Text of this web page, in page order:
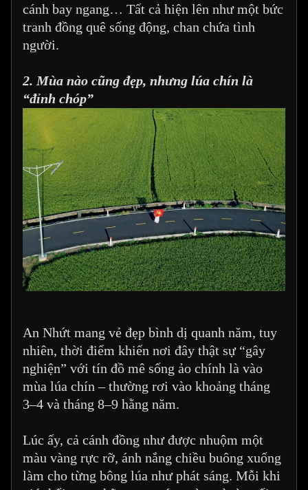
cánh bay ngang… Tất cả hiện lên như một bức
tranh đồng quê sống động, chan chứa tình
người.
2. Mùa nào cũng đẹp, nhưng lúa chín là
“đỉnh chóp”
An Nhứt mang vẻ đẹp bình dị quanh năm, tuy
nhiên, thời điểm khiến nơi đây thật sự “gây
nghiện” với tín đồ mê sống ảo chính là vào
mùa lúa chín – thường rơi vào khoảng tháng
3–4 và tháng 8–9 hằng năm.
Lúc ấy, cả cánh đồng như được nhuộm một
màu vàng rực rỡ, ánh nắng chiều buông xuống
làm cho từng bông lúa như phát sáng. Mỗi khi